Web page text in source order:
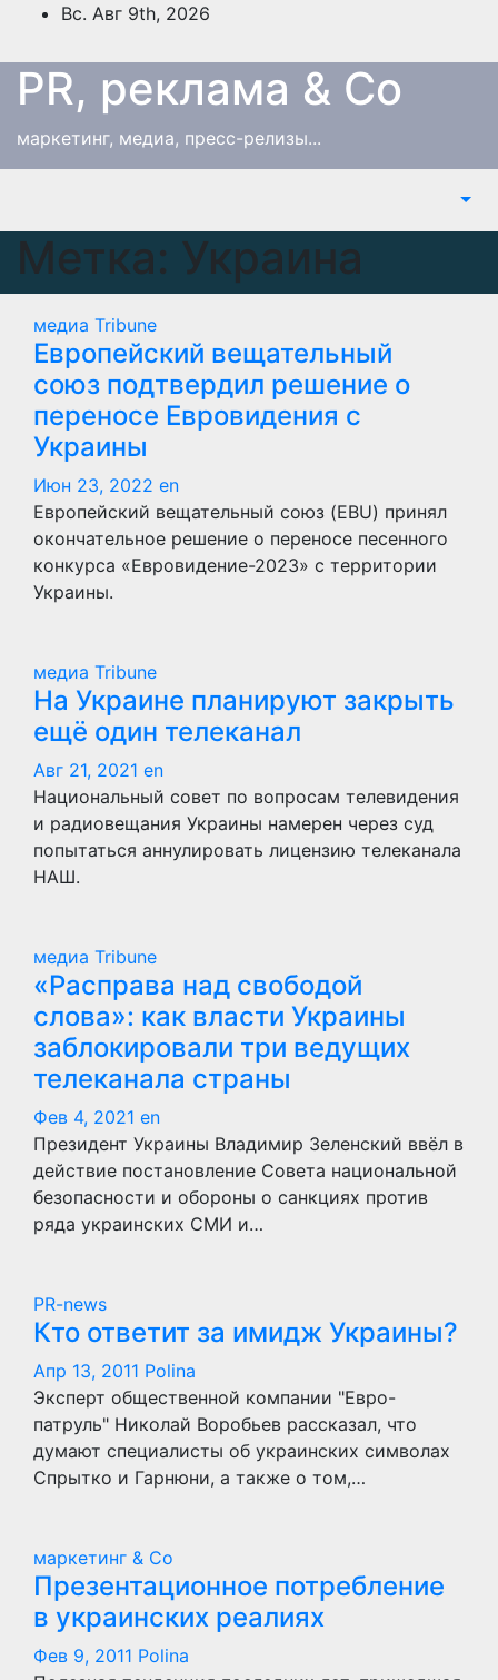
Перейти
содержимому
Вс. Авг 9th, 2026
PR, реклама & Co
маркетинг, медиа, пресс-релизы...
Метка: Украина
медиа Tribune
Европейский вещательный
союз подтвердил решение о
переносе Евровидения с
Украины
Июн 23, 2022 en
Европейский вещательный союз (EBU) принял
окончательное решение о переносе песенного
конкурса «Евровидение-2023» с территории
Украины.
медиа Tribune
На Украине планируют закрыть
ещё один телеканал
Авг 21, 2021 en
Национальный совет по вопросам телевидения
и радиовещания Украины намерен через суд
попытаться аннулировать лицензию телеканала
НАШ.
медиа Tribune
«Расправа над свободой
слова»: как власти Украины
заблокировали три ведущих
телеканала страны
Фев 4, 2021 en
Президент Украины Владимир Зеленский ввёл в
действие постановление Совета национальной
безопасности и обороны о санкциях против
ряда украинских СМИ и…
PR-news
Кто ответит за имидж Украины?
Апр 13, 2011 Polina
Эксперт общественной компании "Евро-
патруль" Николай Воробьев рассказал, что
думают специалисты об украинских символах
Спрытко и Гарнюни, а также о том,…
маркетинг & Co
Презентационное потребление
в украинских реалиях
Фев 9, 2011 Polina